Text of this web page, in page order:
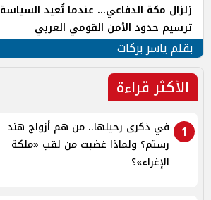
زلزال مكة الدفاعي... عندما تُعيد السياسة
ترسيم حدود الأمن القومي العربي
بقلم ياسر بركات
الأكثر قراءة
1
في ذكرى رحيلها.. من هم أزواج هند
رستم؟ ولماذا غضبت من لقب «ملكة
الإغراء»؟